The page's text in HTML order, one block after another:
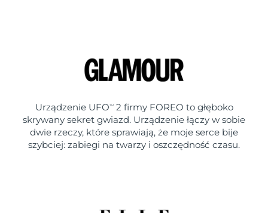
Urządzenie UFO TM2 firmy FOREO to głęboko
skrywany sekret gwiazd. Urządzenie łączy w sobie
dwie rzeczy, które sprawiają, że moje serce bije
szybciej: zabiegi na twarzy i oszczędność czasu.